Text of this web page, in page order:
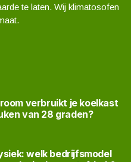
te laten. Wij klimatosofen
verbruikt je koelkast
van 28 graden?
welk bedrijfsmodel